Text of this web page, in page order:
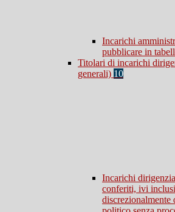
Incarichi
pubblicare in
Titolari di incarichi
generali) 10
Incarichi
conferiti, ivi